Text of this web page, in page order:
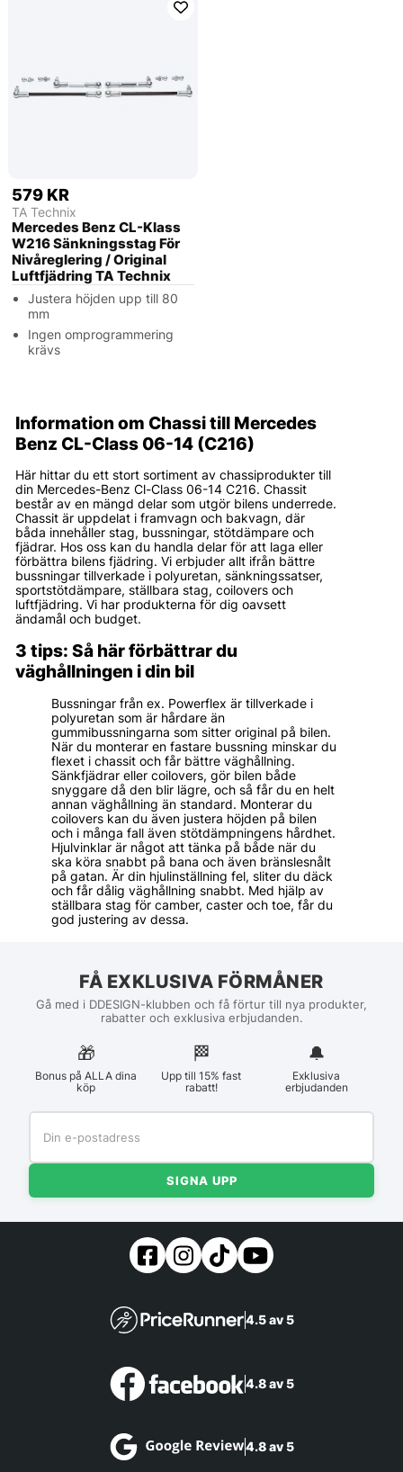
579 KR
TA Technix
Mercedes Benz CL-​Klass
W216 Sänkningsstag För
Nivåreglering / Original
Luftfjädring TA Technix
Justera höjden upp till 80
mm
Ingen omprogrammering
krävs
Information om Chassi till Mercedes
Benz CL-Class 06-14 (C216)
Här hittar du ett stort sortiment av chassiprodukter till
din Mercedes-Benz Cl-Class 06-14 C216. Chassit
består av en mängd delar som utgör bilens underrede.
Chassit är uppdelat i framvagn och bakvagn, där
båda innehåller stag, bussningar, stötdämpare och
fjädrar. Hos oss kan du handla delar för att laga eller
förbättra bilens fjädring. Vi erbjuder allt ifrån bättre
bussningar tillverkade i polyuretan, sänkningssatser,
sportstötdämpare, ställbara stag, coilovers och
luftfjädring. Vi har produkterna för dig oavsett
ändamål och budget.
3 tips: Så här förbättrar du
väghållningen i din bil
Bussningar från ex. Powerflex är tillverkade i
polyuretan som är hårdare än
gummibussningarna som sitter original på bilen.
När du monterar en fastare bussning minskar du
flexet i chassit och får bättre väghållning.
Sänkfjädrar eller coilovers, gör bilen både
snyggare då den blir lägre, och så får du en helt
annan väghållning än standard. Monterar du
coilovers kan du även justera höjden på bilen
och i många fall även stötdämpningens hårdhet.
Hjulvinklar är något att tänka på både när du
ska köra snabbt på bana och även bränslesnålt
på gatan. Är din hjulinställning fel, sliter du däck
och får dålig väghållning snabbt. Med hjälp av
ställbara stag för camber, caster och toe, får du
god justering av dessa.
FÅ EXKLUSIVA FÖRMÅNER
Gå med i DDESIGN-klubben och få förtur till nya produkter,
rabatter och exklusiva erbjudanden.
🎁
Bonus på ALLA dina
köp
🏁︎
Upp till 15% fast
rabatt!
🔔
Exklusiva
erbjudanden
SIGNA UPP
4.5 av 5
4.8 av 5
4.8 av 5